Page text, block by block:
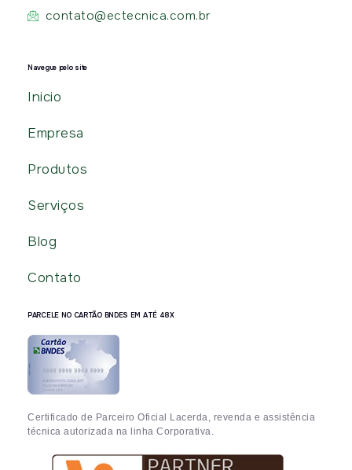
contato@ectecnica.com.br
Navegue pelo site
Inicio
Empresa
Produtos
Serviços
Blog
Contato
PARCELE NO CARTÃO BNDES EM ATÉ 48X
Certificado de Parceiro Oficial Lacerda, revenda e assistência
técnica autorizada na linha Corporativa.